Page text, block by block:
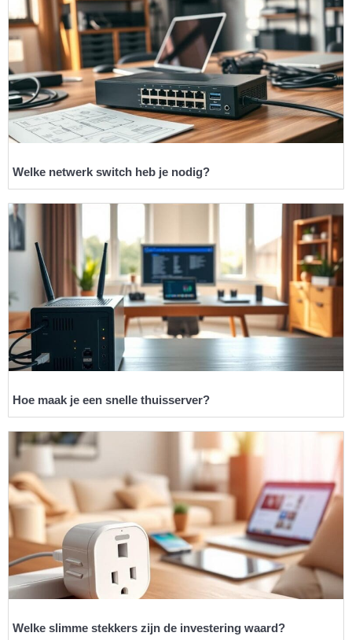
Welke netwerk switch heb je nodig?
Hoe maak je een snelle thuisserver?
Welke slimme stekkers zijn de investering waard?